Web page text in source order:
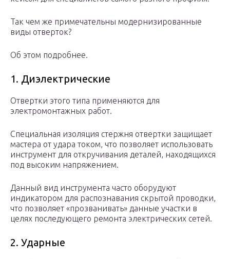
Так чем же примечательны модернизированные
виды отверток?
Об этом подробнее.
1. Диэлектрические
Отвертки этого типа применяются для
электромонтажных работ.
Специальная изоляция стержня отвертки защищает
мастера от удара током, что позволяет использовать
инструмент для откручивания деталей, находящихся
под высоким напряжением.
Данный вид инструмента часто оборудуют
индикатором для распознавания скрытой проводки,
что позволяет «прозванивать» данные участки в
целях последующего ремонта электрических сетей.
2. Ударные